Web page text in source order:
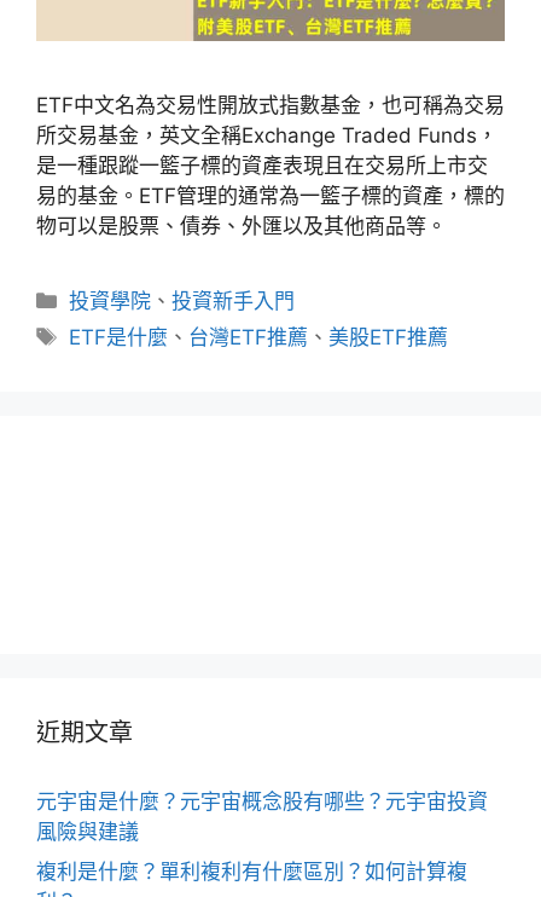
ETF中文名為交易性開放式指數基金，也可稱為交易
所交易基金，英文全稱Exchange Traded Funds，
是一種跟蹤一籃子標的資產表現且在交易所上市交
易的基金。ETF管理的通常為一籃子標的資產，標的
物可以是股票、債券、外匯以及其他商品等。
分
類
投資學院 、投資新手入門
標
ETF是什麼 、 台灣ETF推薦 、 美股ETF推薦
近期文章
元宇宙是什麼？元宇宙概念股有哪些？元宇宙投資
風險與建議
複利是什麼？單利複利有什麼區別？如何計算複